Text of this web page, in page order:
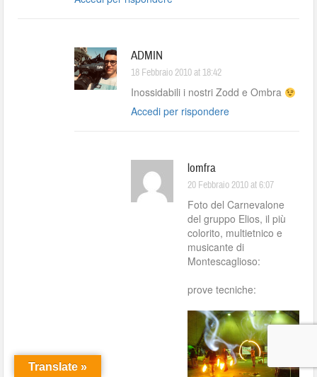
ADMIN
18 Febbraio 2010 at 18:42
Inossidabili i nostri Zodd e Ombra
Accedi per rispondere
lomfra
20 Febbraio 2010 at 6:07
Foto del Carnevalone
del gruppo Elios, il più
colorito, multietnico e
musicante di
Montescaglioso:
prove tecniche:
Translate »